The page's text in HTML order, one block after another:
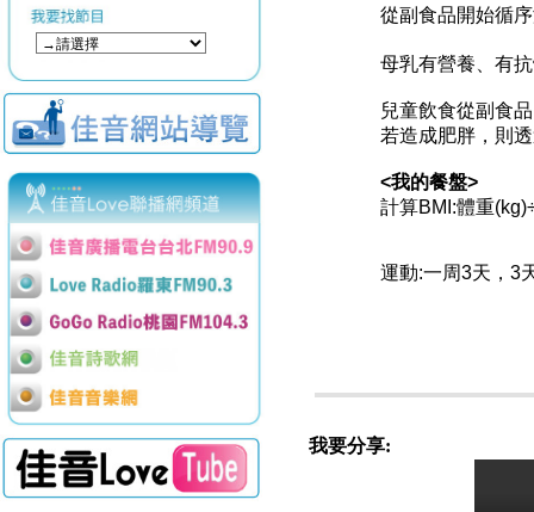
從副食品開始循
母乳有營養、有
兒童飲食從副食
若造成肥胖，則
<我的餐盤>
計算BMI:體重
運動:一周3天，3
我要分享: